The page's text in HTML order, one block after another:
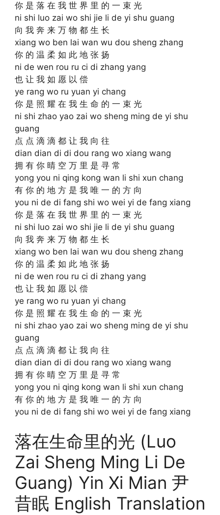
你 是 落 在 我 世 界 里 的 一 束 光
ni shi luo zai wo shi jie li de yi shu guang
向 我 奔 来 万 物 都 生 长
xiang wo ben lai wan wu dou sheng zhang
你 的 温 柔 如 此 地 张 扬
ni de wen rou ru ci di zhang yang
也 让 我 如 愿 以 偿
ye rang wo ru yuan yi chang
你 是 照 耀 在 我 生 命 的 一 束 光
ni shi zhao yao zai wo sheng ming de yi shu
guang
点 点 滴 滴 都 让 我 向 往
dian dian di di dou rang wo xiang wang
拥 有 你 晴 空 万 里 是 寻 常
yong you ni qing kong wan li shi xun chang
有 你 的 地 方 是 我 唯 一 的 方 向
you ni de di fang shi wo wei yi de fang xiang
你 是 落 在 我 世 界 里 的 一 束 光
ni shi luo zai wo shi jie li de yi shu guang
向 我 奔 来 万 物 都 生 长
xiang wo ben lai wan wu dou sheng zhang
你 的 温 柔 如 此 地 张 扬
ni de wen rou ru ci di zhang yang
也 让 我 如 愿 以 偿
ye rang wo ru yuan yi chang
你 是 照 耀 在 我 生 命 的 一 束 光
ni shi zhao yao zai wo sheng ming de yi shu
guang
点 点 滴 滴 都 让 我 向 往
dian dian di di dou rang wo xiang wang
拥 有 你 晴 空 万 里 是 寻 常
yong you ni qing kong wan li shi xun chang
有 你 的 地 方 是 我 唯 一 的 方 向
you ni de di fang shi wo wei yi de fang xiang
落在生命里的光 (Luo
Zai Sheng Ming Li De
Guang) Yin Xi Mian 尹
昔眠 English Translation